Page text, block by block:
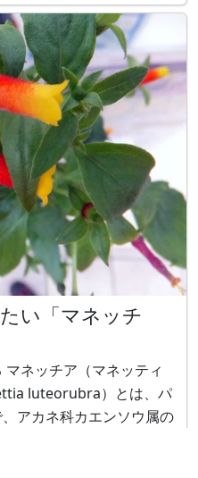
英名ではpummelo、
、Bunt
い「マネッチ
luteorubra）とは、パ
アカネ科カエンソウ属の